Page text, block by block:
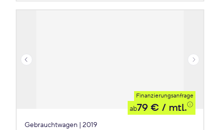
Finanzierungsanfrage
ab79 € / mtl.
Gebrauchtwagen | 2019